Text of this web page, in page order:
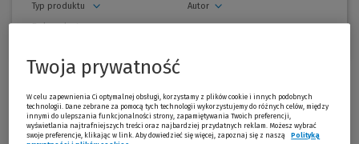
Autor
Rok wydania
Typ produktu
zwiń
Promocja!
-9 % EKG 160 przypadków
D.Adlam , J.Hampton
Twoja prywatność
W celu zapewnienia Ci optymalnej obsługi, korzystamy z plików cookie i innych podobnych
technologii. Dane zebrane za pomocą tych technologii wykorzystujemy do różnych celów, między
innymi do ulepszania funkcjonalności strony, zapamiętywania Twoich preferencji,
wyświetlania najtrafniejszych treści oraz najbardziej przydatnych reklam. Możesz wybrać
swoje preferencje, klikając w link. Aby dowiedzieć się więcej, zapoznaj się z naszą
Polityką